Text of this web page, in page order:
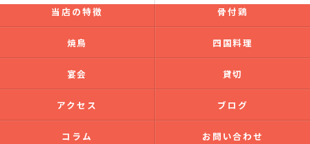
当店の特徴 骨付鶏
焼鳥 四国料理
宴会 貸切
アクセス ブログ
コラム お問い合わせ